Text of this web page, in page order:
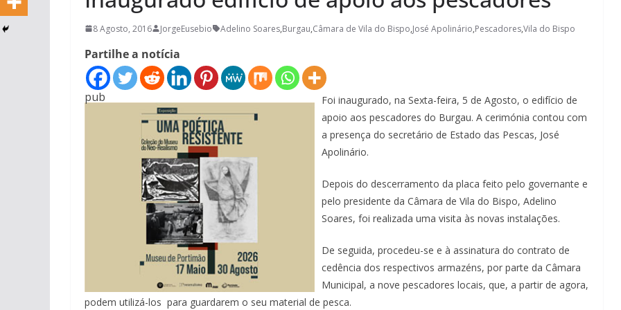
8 Agosto, 2016 JorgeEusebio Adelino Soares,Burgau,Câmara de Vila do Bispo,José Apolinário,Pescadores,Vila do Bispo
Partilhe a notícia
pub
Foi inaugurado, na Sexta-feira, 5 de Agosto, o edifício de
apoio aos pescadores do Burgau. A cerimónia contou com
a presença do secretário de Estado das Pescas, José
Apolinário.
Depois do descerramento da placa feito pelo governante e
pelo presidente da Câmara de Vila do Bispo, Adelino
Soares, foi realizada uma visita às novas instalações.
De seguida, procedeu-se e à assinatura do contrato de
cedência dos respectivos armazéns, por parte da Câmara
Municipal, a nove pescadores locais, que, a partir de agora,
podem utilizá-los para guardarem o seu material de pesca.